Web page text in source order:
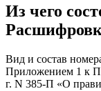
Из чего
Вид и состав
Приложением 1 к
г. N 385-П «О